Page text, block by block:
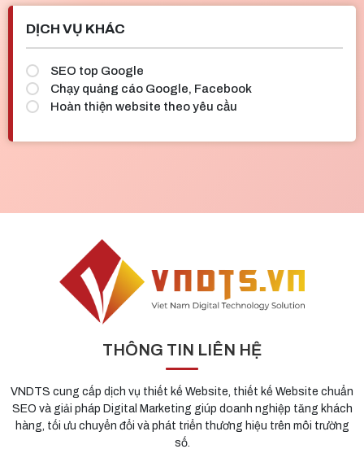
DỊCH VỤ KHÁC
SEO top Google
Chạy quảng cáo Google, Facebook
Hoàn thiện website theo yêu cầu
THÔNG TIN LIÊN HỆ
VNDTS cung cấp dịch vụ thiết kế Website, thiết kế Website chuẩn
SEO và giải pháp Digital Marketing giúp doanh nghiệp tăng khách
hàng, tối ưu chuyển đổi và phát triển thương hiệu trên môi trường
số.